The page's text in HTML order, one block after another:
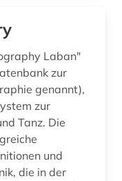
Laban"
zur
genannt),
zur
Tanz. Die
und
die in der